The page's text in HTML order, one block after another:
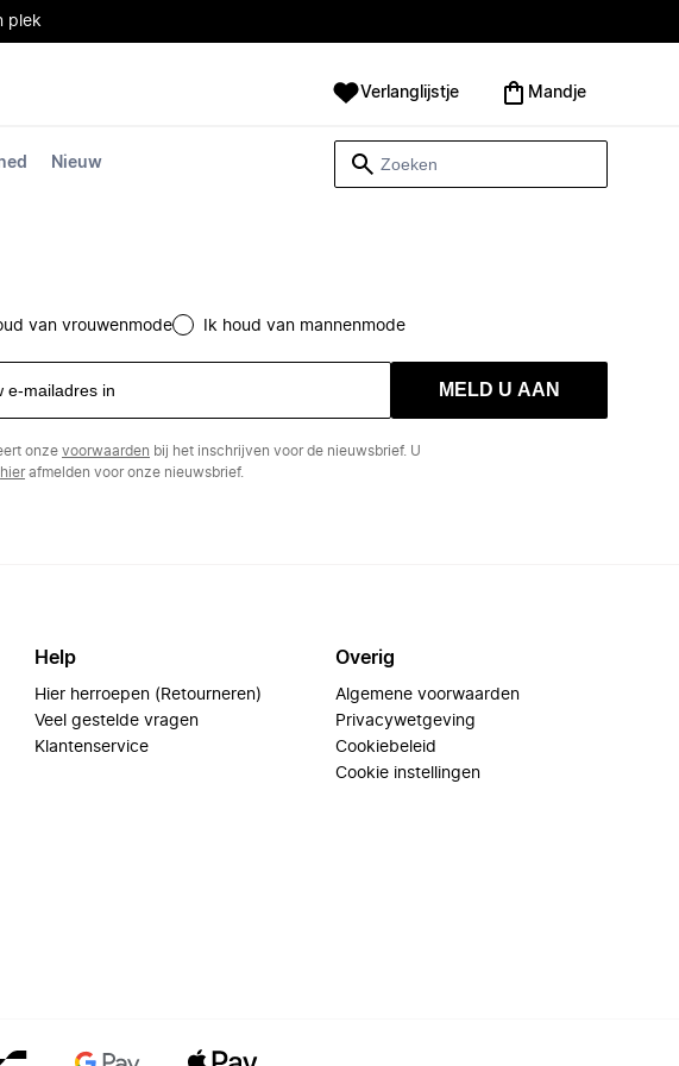
plek
Nieuw
Verlanglijstje Mandje
van vrouwenmode Ik houd van mannenmode
MELD U AAN
onze voorwaarden bij het inschrijven voor de nieuwsbrief. U
hierafmelden voor onze nieuwsbrief.
Help
Hier herroepen (Retourneren)
Veel gestelde vragen
Klantenservice
Overig
Algemene voorwaarden
Privacywetgeving
Cookiebeleid
Cookie instellingen